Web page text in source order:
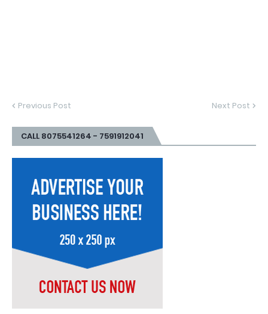
Previous Post Next Post
CALL 8075541264 - 7591912041